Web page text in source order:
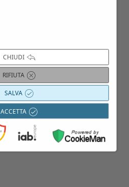
CHIUDI
RIFIUTA
SALVA
ACCETTA